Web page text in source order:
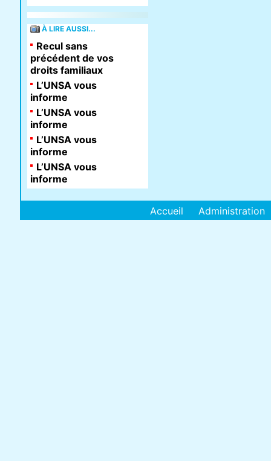
À LIRE AUSSI...
Recul sans
précédent de vos
droits familiaux
L’UNSA vous
informe
L’UNSA vous
informe
L’UNSA vous
informe
L’UNSA vous
informe
Accueil Administration